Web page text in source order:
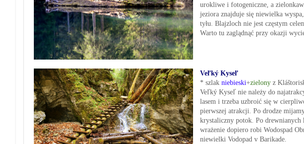
urokliwe i fotogeniczne, a
jeziora znajduje się niewielka
tyłu. Blajzloch nie jest częstym
Warto tu zaglądnąć przy okazji
Veľký Kyseľ
* szlak niebieski+zielonyz
Veľký Kyseľ nie należy do
lasem i trzeba uzbroić się w
pierwszej atrakcji. Po drodze
krystaliczny potok. Po drewnianych
wrażenie dopiero robi Wodospad
niewielki Vodopad v Barikade.